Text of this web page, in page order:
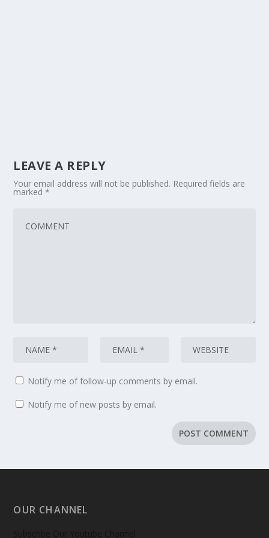
LEAVE A REPLY
Your email address will not be published. Required fields are
marked*
Notify me of follow-up comments by email.
Notify me of new posts by email.
OUR CHANNEL